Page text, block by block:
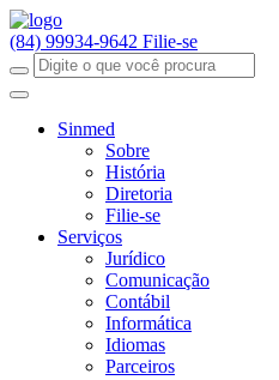
(84) 99934-9642 Filie-se
Sinmed
Sobre
História
Diretoria
Filie-se
Serviços
Jurídico
Comunicação
Contábil
Informática
Idiomas
Parceiros